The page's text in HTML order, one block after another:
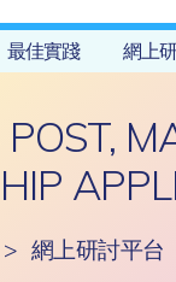
最佳實踐 網上
> 網上研討平台